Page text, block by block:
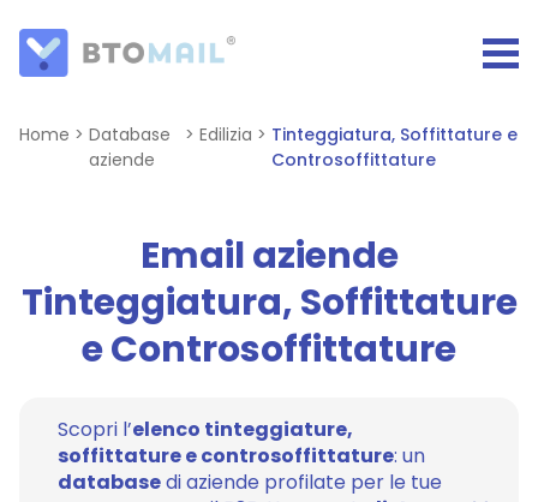
Home > Database
aziende
> Edilizia > Tinteggiatura, Soffittature e
Controsoffittature
Email aziende
Tinteggiatura, Soffittature
e Controsoffittature
Scopri l’elenco tinteggiature,
soffittature e controsoffittature: un
databasedi aziende profilate per le tue